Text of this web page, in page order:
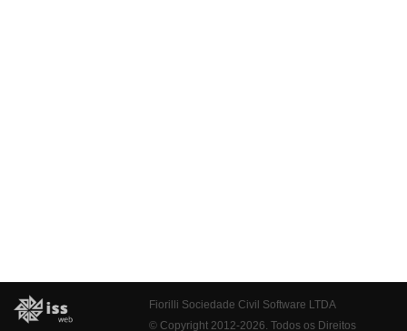
Fiorilli Sociedade Civil Software LTDA
© Copyright 2012-2026. Todos os Direitos